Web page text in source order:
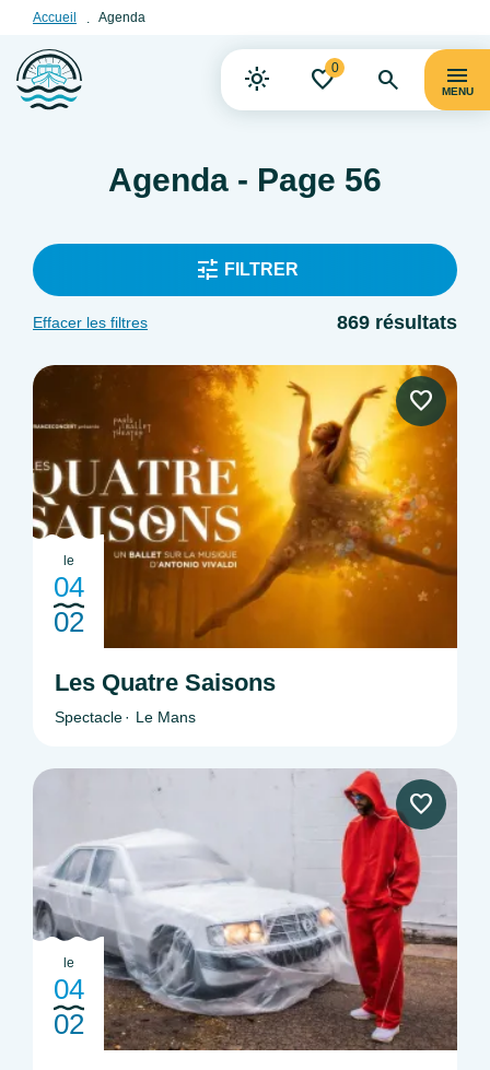
Accueil Agenda
0
MENU
Agenda - Page 56
FILTRER
Effacer les filtres 869 résultats
le
04
02
Les Quatre Saisons
Spectacle Le Mans
le
04
02